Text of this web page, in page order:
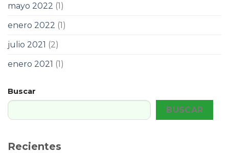
mayo 2022 (1)
enero 2022 (1)
julio 2021 (2)
enero 2021 (1)
Buscar
BUSCAR
Recientes